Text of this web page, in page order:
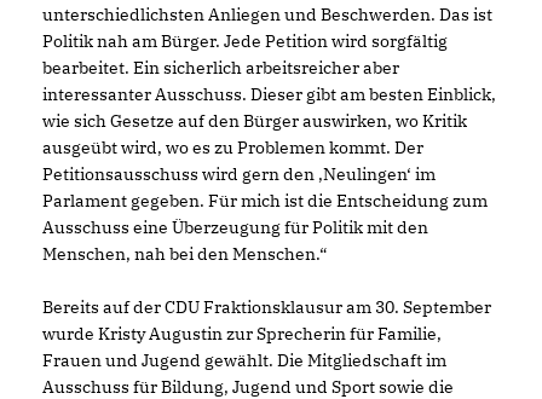
unterschiedlichsten Anliegen und Beschwerden. Das ist
Politik nah am Bürger. Jede Petition wird sorgfältig
bearbeitet. Ein sicherlich arbeitsreicher aber
interessanter Ausschuss. Dieser gibt am besten Einblick,
wie sich Gesetze auf den Bürger auswirken, wo Kritik
ausgeübt wird, wo es zu Problemen kommt. Der
Petitionsausschuss wird gern den ‚Neulingen‘ im
Parlament gegeben. Für mich ist die Entscheidung zum
Ausschuss eine Überzeugung für Politik mit den
Menschen, nah bei den Menschen.“
Bereits auf der CDU Fraktionsklausur am 30. September
wurde Kristy Augustin zur Sprecherin für Familie,
Frauen und Jugend gewählt. Die Mitgliedschaft im
Ausschuss für Bildung, Jugend und Sport sowie die